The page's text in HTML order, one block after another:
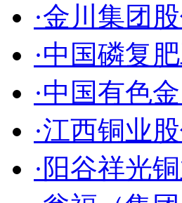
·金川集团
·中国磷复
·中国有色
·江西铜业
·阳谷祥光